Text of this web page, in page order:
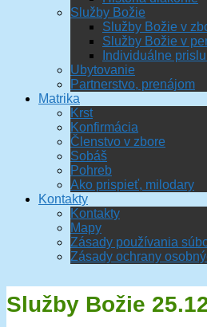
Služby Božie
Služby Božie v
Služby Božie v
Individuálne
Ubytovanie
Partnerstvo, prenájom
Matrika
Krst
Konfirmácia
Členstvo v zbore
Sobáš
Pohreb
Ako prispieť, milodary
Kontakty
Kontakty
Mapy
Zásady používania
Zásady ochrany
Služby Božie